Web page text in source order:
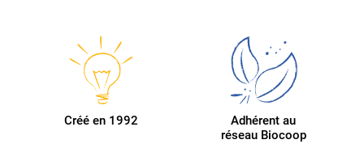
Créé en 1992
Adhérent au
réseau Biocoop